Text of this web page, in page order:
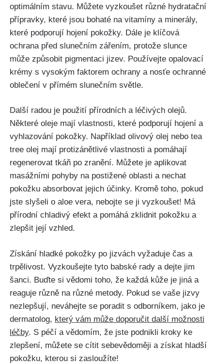
optimálním stavu. ⁣Můžete⁢ vyzkoušet⁢ různé ​hydratační
‌přípravky, ⁤které jsou bohaté na vitamíny ​a minerály,
které podporují‌ hojení pokožky. Dále je klíčová
ochrana před slunečním zářením, protože ‌slunce
může způsobit pigmentaci⁤ jizev. Používejte ‍opalovací⁣
krémy⁣ s vysokým faktorem ochrany a⁣ nosťe ochranné
oblečení v přímém slunečním světle.
Další ‍radou‍ je použití ⁣přírodních ⁣a léčivých olejů.
Některé oleje mají vlastnosti, které podporují hojení a
vyhlazování pokožky. Například olivový olej ‍nebo tea
tree olej mají protizánětlivé vlastnosti a ⁣pomáhají
regenerovat tkáň po zranění. ‌Můžete ‍je ‌aplikovat
masážními ‍pohyby na postižené oblasti a⁢ nechat
pokožku absorbovat jejich účinky. Kromě toho,​ pokud
jste slyšeli o aloe vera, nebojte ​se ji​ vyzkoušet! Má
přírodní chladivý efekt a pomáhá zklidnit pokožku a
zlepšit její vzhled.
Získání ⁣hladké pokožky po jizvách vyžaduje čas a
trpělivost. Vyzkoušejte tyto babské rady a dejte jim
šanci. Buďte ⁣si vědomi ‌toho, že každá kůže ‌je jiná a
reaguje ⁢různě na různé ⁣metody. Pokud se vaše jizvy⁤
nezlepšují, neváhejte se poradit s odborníkem, jako je
dermatolog, který vám může doporučit další možnosti
léčby. S ‌péčí a ⁢vědomím,‍ že jste podnikli kroky ke
zlepšení, můžete se‌ cítit sebevědoměji⁤ a ‌získat hladší
pokožku,​ kterou si‌ zasloužíte!